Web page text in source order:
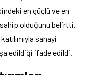
en güçlü ve en
olduğunu belirtti.
sanayi
edildiği ifade edildi.